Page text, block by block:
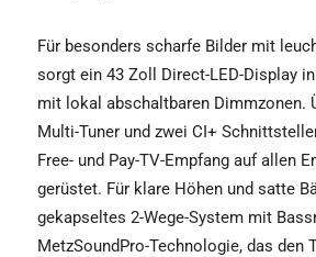
Für besonders scharfe Bilder mit
sorgt ein 43 Zoll Direct-LED-Display
mit lokal abschaltbaren Dimmzonen.
Multi-Tuner und zwei CI+
Free- und Pay-TV-Empfang auf allen
gerüstet. Für klare Höhen und satte
gekapseltes 2-Wege-System mit
MetzSoundPro-Technologie, das den